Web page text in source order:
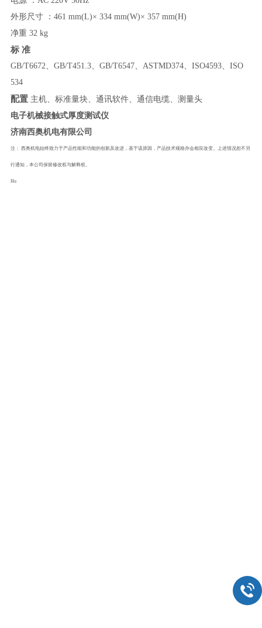
外形尺寸
： 461 mm(L)× 334 mm(W)× 357 mm(H)
净重32 kg
标 准
GB/T6672 GB/T451.3、 GB/T6547、 ASTMD374、 ISO4593、 ISO
534
配置 主机、标准量块、通讯软件、通信电缆、测量头
电子机械接触式厚度测试仪
济南西奥机电有限公司
注： 西奥机电始终致力于产品性能和功能的创新及改进，基于该原因，产品技术规格亦会相应改变。上述情况恕不另
行通知，本公司保留修改权与解释权。
Hu